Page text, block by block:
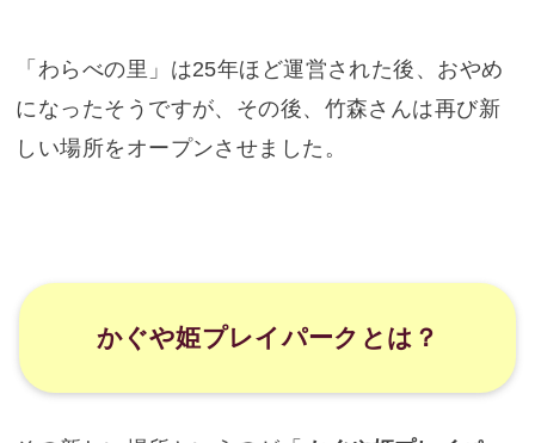
「わらべの里」は25年ほど運営された後、おやめ
になったそうですが、その後、竹森さんは再び新
しい場所をオープンさせました。
かぐや姫プレイパークとは？